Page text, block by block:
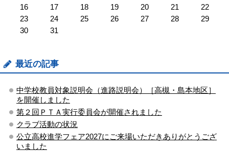
16
17 18 19 20 21
22
23
24 25 26 27 28
29
30
31
最近の記事
中学校教員対象説明会（進路説明会）［高槻・島本地区］
を開催しました
第２回ＰＴＡ実行委員会が開催されました
クラブ活動の状況
公立高校進学フェア2027にご来場いただきありがとうござ
いました